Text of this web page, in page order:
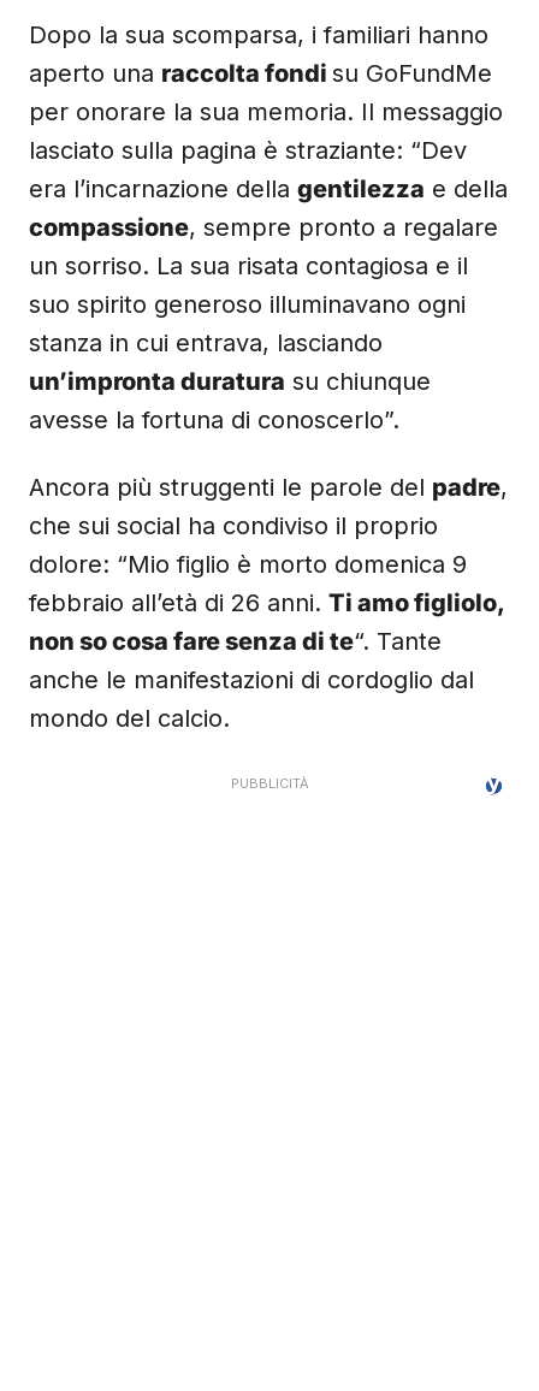
Dopo la sua scomparsa, i familiari hanno
aperto una raccolta fondi su GoFundMe
per onorare la sua memoria. Il messaggio
lasciato sulla pagina è straziante: “Dev
era l’incarnazione della gentilezza e della
compassione, sempre pronto a regalare
un sorriso. La sua risata contagiosa e il
suo spirito generoso illuminavano ogni
stanza in cui entrava, lasciando
un’impronta duratura su chiunque
avesse la fortuna di conoscerlo”.
Ancora più struggenti le parole del padre,
che sui social ha condiviso il proprio
dolore: “Mio figlio è morto domenica 9
febbraio all’età di 26 anni. Ti amo figliolo,
non so cosa fare senza di te“. Tante
anche le manifestazioni di cordoglio dal
mondo del calcio.